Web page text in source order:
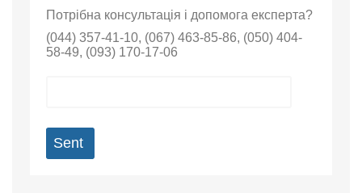
Потрібна консультація і допомога експерта?
(044) 357-41-10, (067) 463-85-86, (050) 404-
58-49, (093) 170-17-06
Sent